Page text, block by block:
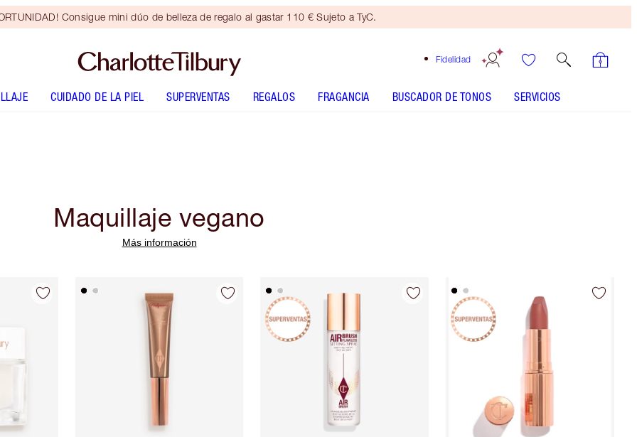
Consigue mini dúo de belleza de regalo al gastar 110 € Sujeto a TyC.
Fidelidad
CUIDADO DE LA PIEL SUPERVENTAS REGALOS FRAGANCIA BUSCADOR DE TONOS SERVICIOS
Maquillaje vegano
Más información